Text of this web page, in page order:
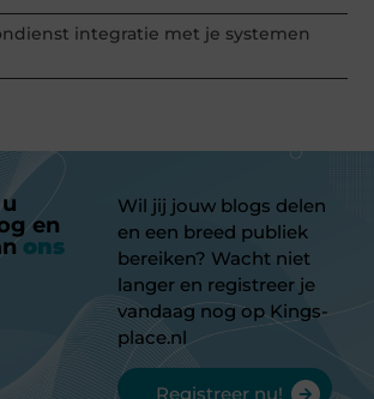
integratie met je systemen
en
ons
Wil jij jouw blogs delen
en een breed publiek
bereiken? Wacht niet
langer en registreer je
vandaag nog op Kings-
place.nl
Registreer nu!